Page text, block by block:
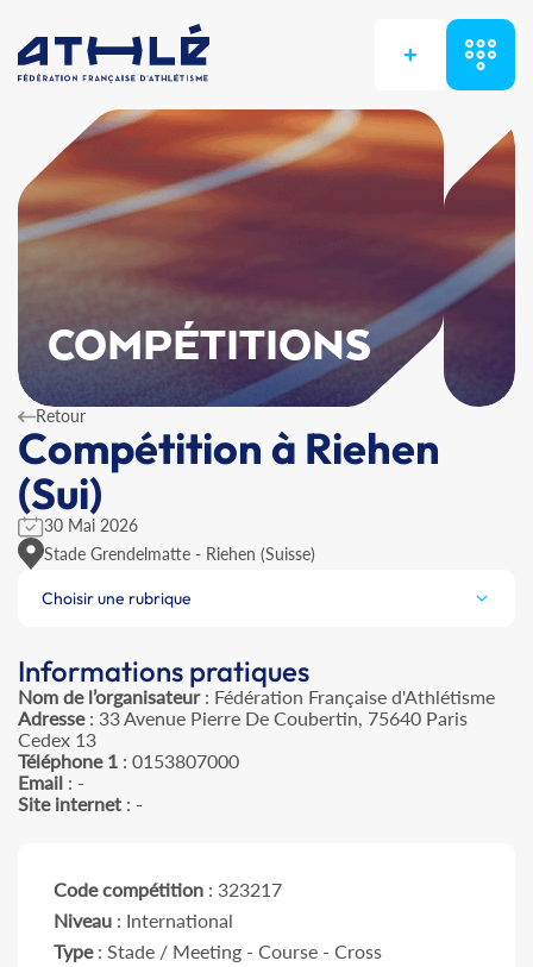
+
COMPÉTITIONS
Retour
Compétition à Riehen
(Sui)
30 Mai 2026
Stade Grendelmatte - Riehen (Suisse)
Choisir une rubrique
Informations pratiques
Nom de l’organisateur: Fédération Française d'Athlétisme
Adresse: 33 Avenue Pierre De Coubertin, 75640 Paris
Cedex 13
Téléphone 1 : 0153807000
Email : -
Site internet : -
Code compétition : 323217
Niveau : International
Type: Stade / Meeting - Course - Cross